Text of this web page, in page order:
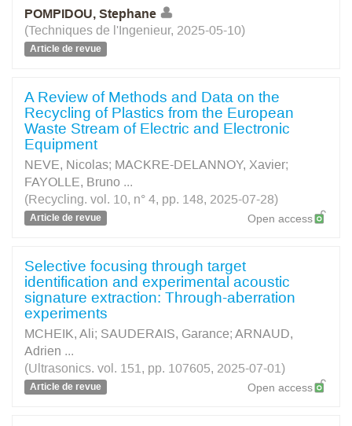
POMPIDOU, Stephane
(Techniques de l'Ingenieur, 2025-05-10)
Article de revue
A Review of Methods and Data on the
Recycling of Plastics from the European
Waste Stream of Electric and Electronic
Equipment
NEVE, Nicolas; MACKRE-DELANNOY, Xavier;
FAYOLLE, Bruno ...
(Recycling. vol. 10, n° 4, pp. 148, 2025-07-28)
Article de revue Open access
Selective focusing through target
identification and experimental acoustic
signature extraction: Through-aberration
experiments
MCHEIK, Ali; SAUDERAIS, Garance; ARNAUD,
Adrien ...
(Ultrasonics. vol. 151, pp. 107605, 2025-07-01)
Article de revue Open access